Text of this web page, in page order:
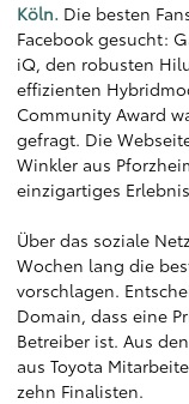
Köln. Die besten
Facebook gesucht:
iQ, den robusten
effizienten
Community Award
gefragt. Die
Winkler aus
einzigartiges
Über das soziale
Wochen lang die
vorschlagen.
Domain, dass eine
Betreiber ist. Aus
aus Toyota
zehn Finalisten.